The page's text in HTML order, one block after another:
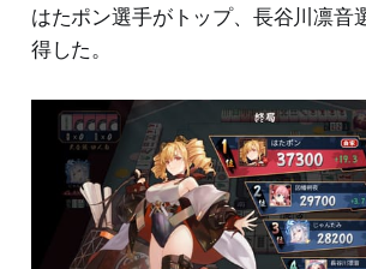
はたポン選手がトップ、長谷川凛音
得した。